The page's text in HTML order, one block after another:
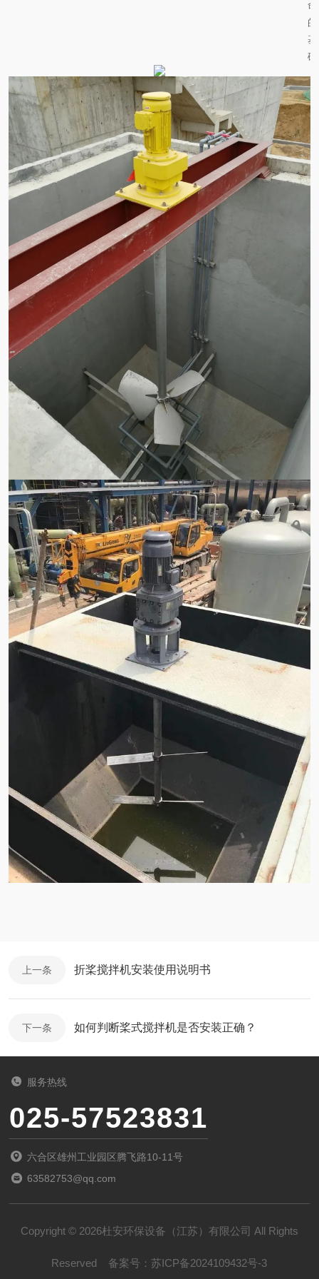
命
的
基
上一条 ​折桨搅拌机安装使用说明书
下一条 如何判断桨式搅拌机是否安装正确？
服务热线
025-57523831
六合区雄州工业园区腾飞路10-11号
63582753@qq.com
Copyright © 2026杜安环保设备（江苏）有限公司 All Rights
Reserved 备案号：苏ICP备2024109432号-3